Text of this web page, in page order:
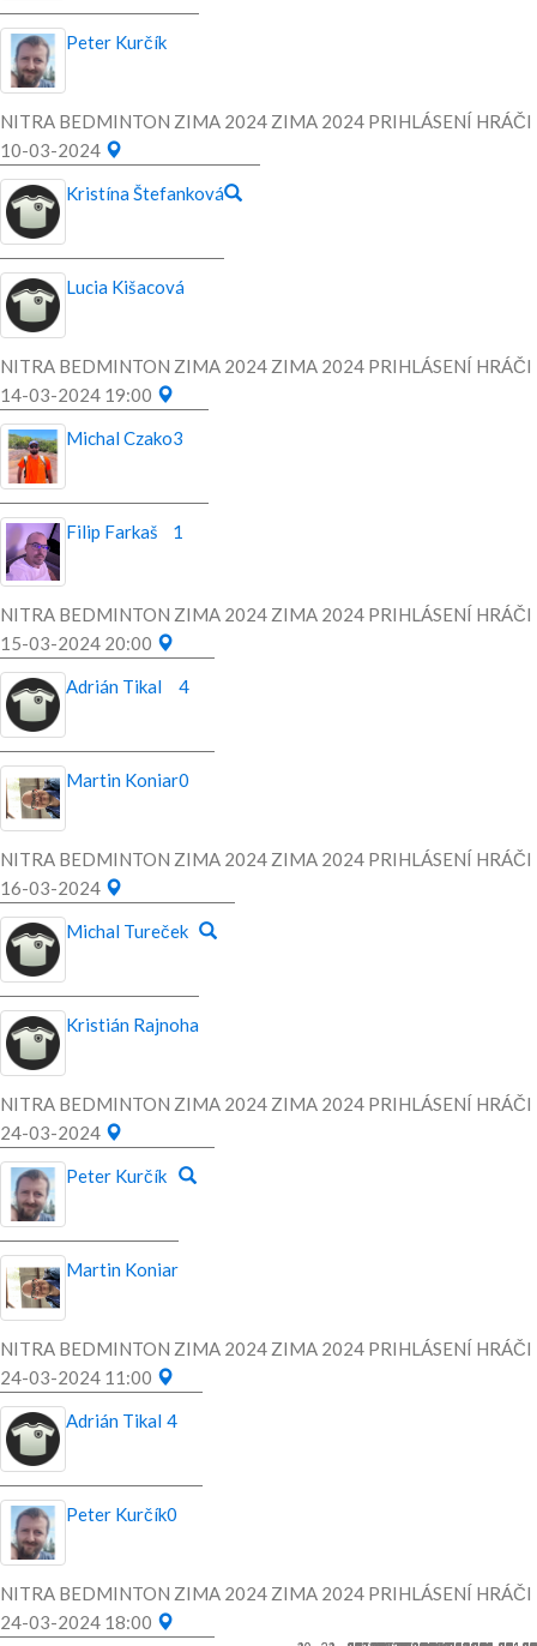
Peter Kurčík
NITRA BEDMINTON ZIMA 2024 ZIMA 2024 PRIHLÁSENÍ HRÁČI
10-03-2024
Kristína Štefanková
Lucia Kišacová
NITRA BEDMINTON ZIMA 2024 ZIMA 2024 PRIHLÁSENÍ HRÁČI
14-03-2024 19:00
Michal Czako3
Filip Farkaš 1
NITRA BEDMINTON ZIMA 2024 ZIMA 2024 PRIHLÁSENÍ HRÁČI
15-03-2024 20:00
Adrián Tikal
4
Martin Koniar0
NITRA BEDMINTON ZIMA 2024 ZIMA 2024 PRIHLÁSENÍ HRÁČI
16-03-2024
Michal Tureček
Kristián Rajnoha
NITRA BEDMINTON ZIMA 2024 ZIMA 2024 PRIHLÁSENÍ HRÁČI
24-03-2024
Peter Kurčík
Martin Koniar
NITRA BEDMINTON ZIMA 2024 ZIMA 2024 PRIHLÁSENÍ HRÁČI
24-03-2024 11:00
Adrián Tikal 4
Peter Kurčík0
NITRA BEDMINTON ZIMA 2024 ZIMA 2024 PRIHLÁSENÍ HRÁČI
24-03-2024 18:00